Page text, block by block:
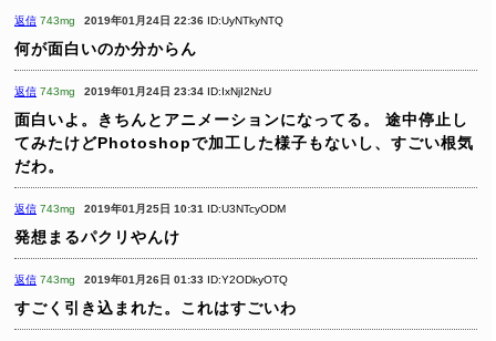
返信 743mg 2019年01月24日 22:36 ID:UyNTkyNTQ
何が面白いのか分からん
返信 743mg 2019年01月24日 23:34 ID:IxNjI2NzU
面白いよ。きちんとアニメーションになってる。
途中停止し
てみたけどPhotoshopで加工した様子もないし、すごい根気
だわ。
返信 743mg 2019年01月25日 10:31 ID:U3NTcyODM
発想まるパクリやんけ
返信 743mg 2019年01月26日 01:33 ID:Y2ODkyOTQ
すごく引き込まれた。これはすごいわ